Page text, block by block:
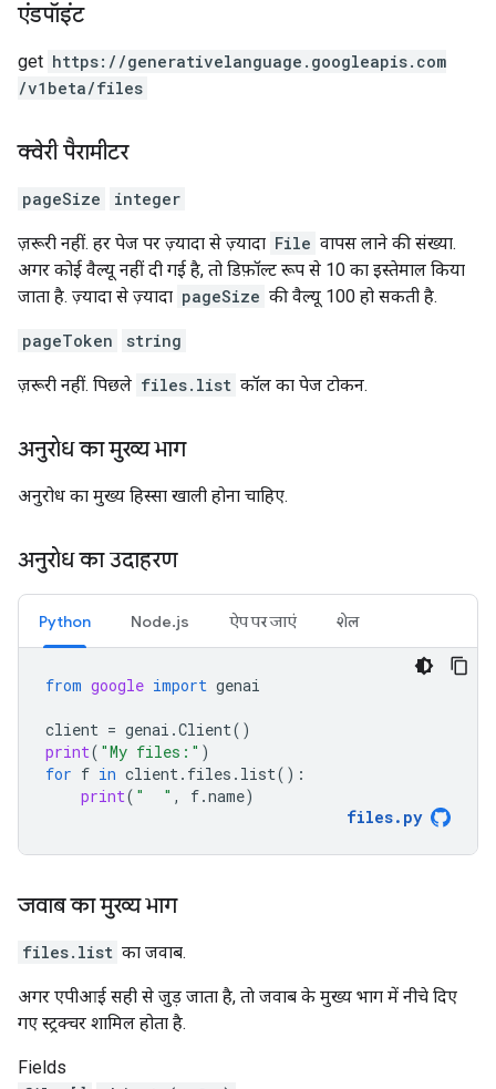
एंडपॉइंट
get https: / /generativelanguage.googleapis.com
/v1beta/files
क्वेरी पैरामीटर
pageSize integer
ज़रूरी नहीं. हर पेज पर ज़्यादा से ज़्यादा File वापस लाने की संख्या.
अगर कोई वैल्यू नहीं दी गई है, तो डिफ़ॉल्ट रूप से 10 का इस्तेमाल किया
जाता है. ज़्यादा से ज़्यादा pageSize की वैल्यू 100 हो सकती है.
pageToken string
ज़रूरी नहीं. पिछले files.list कॉल का पेज टोकन.
अनुरोध का मुख्य भाग
अनुरोध का मुख्य हिस्सा खाली होना चाहिए.
अनुरोध का उदाहरण
Python Node.js ऐप पर जाएं शेल
from google import genai
client = genai .Client()
print( "My files:" )
for f in client. files . list():
print( "  " , f.name)
files. py
जवाब का मुख्य भाग
files.list का जवाब.
अगर एपीआई सही से जुड़ जाता है, ताे जवाब के मुख्य भाग में नीचे दिए
गए स्ट्रक्चर शामिल होता है.
Fields